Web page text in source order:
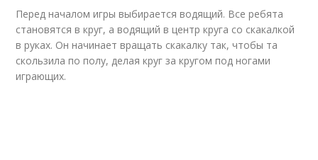
Перед началом игры выбирается водящий. Все ребята
становятся в круг, а водящий в центр круга со скакалкой
в руках. Он начинает вращать скакалку так, чтобы та
скользила по полу, делая круг за кругом под ногами
играющих.